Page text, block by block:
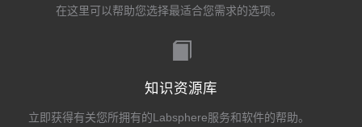
在这里可以帮助您选择最适合您需求的选项。
知识资源库
立即获得有关您所拥有的Labsphere服务和软件的帮助。